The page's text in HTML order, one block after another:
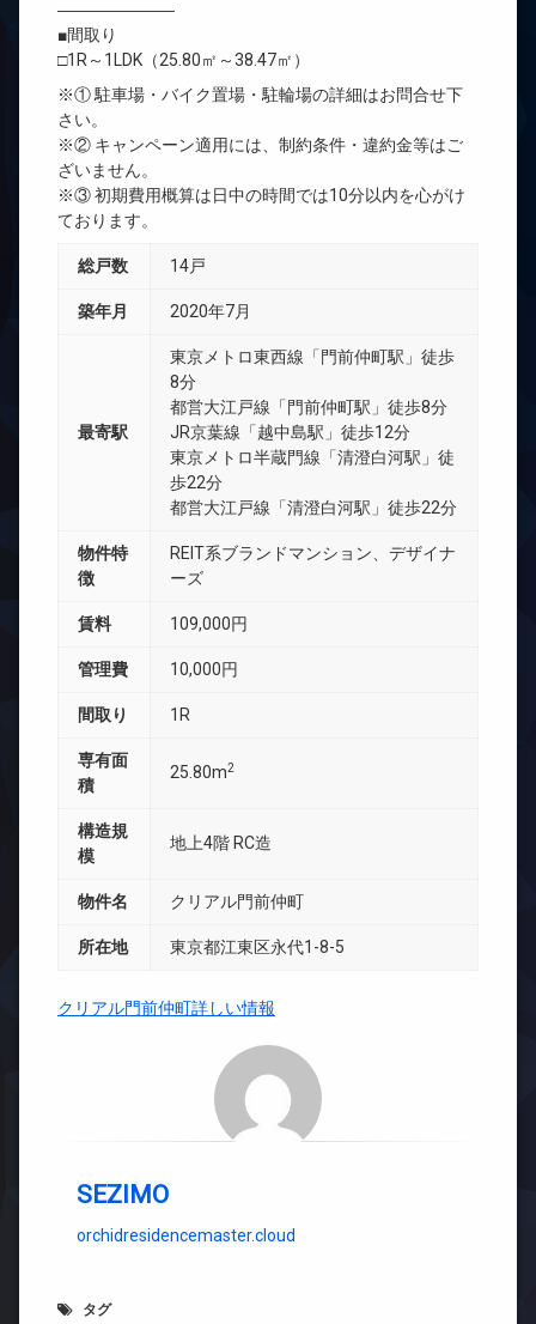
―――――――
■間取り
□1R～1LDK（25.80㎡～38.47㎡）
※① 駐車場・バイク置場・駐輪場の詳細はお問合せ下
さい。
※② キャンペーン適用には、制約条件・違約金等はご
ざいません。
※③ 初期費用概算は日中の時間では10分以内を心がけ
ております。
総戸数 14戸
築年月 2020年7月
最寄駅
東京メトロ東西線「門前仲町駅」徒歩
8分
都営大江戸線「門前仲町駅」徒歩8分
JR京葉線「越中島駅」徒歩12分
東京メトロ半蔵門線「清澄白河駅」徒
歩22分
都営大江戸線「清澄白河駅」徒歩22分
物件特
徴
REIT系ブランドマンション、デザイナ
ーズ
賃料 109,000円
管理費 10,000円
間取り 1R
専有面
積
25.80m2
構造規
模
地上4階 RC造
物件名 クリアル門前仲町
所在地 東京都江東区永代1-8-5
クリアル門前仲町詳しい情報
SEZIMO
orchidresidencemaster.cloud
タグ